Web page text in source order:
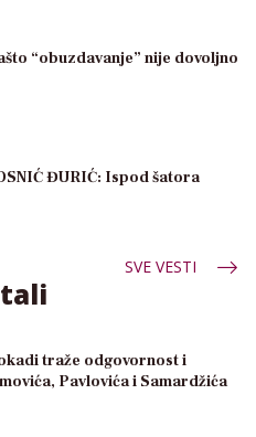
“obuzdavanje” nije dovoljno
ĐURIĆ: Ispod šatora
SVE VESTI
traže odgovornost i
Pavlovića i Samardžića